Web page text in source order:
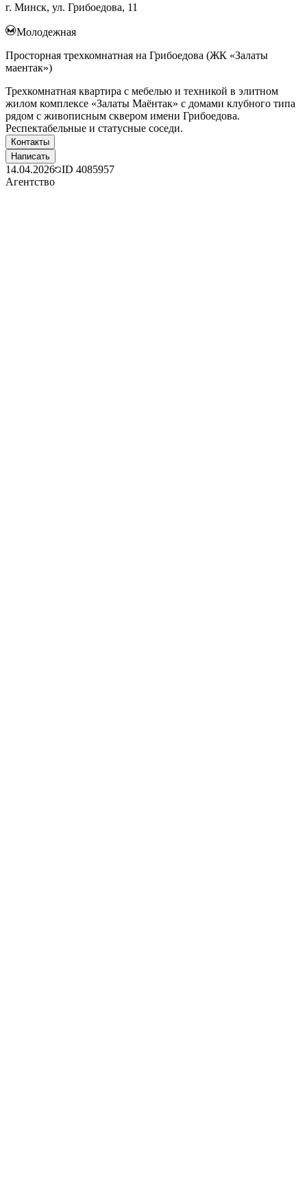
г. Минск, ул. Грибоедова, 11
Молодежная
Просторная трехкомнатная на Грибоедова (ЖК «Залаты
маентак»)
Трехкомнатная квартира с мебелью и техникой в элитном
жилом комплексе «Залаты Маёнтак» с домами клубного типа
рядом с живописным сквером имени Грибоедова.
Респектабельные и статусные соседи.
Контакты
Написать
14.04.2026 ID 4085957
Агентство